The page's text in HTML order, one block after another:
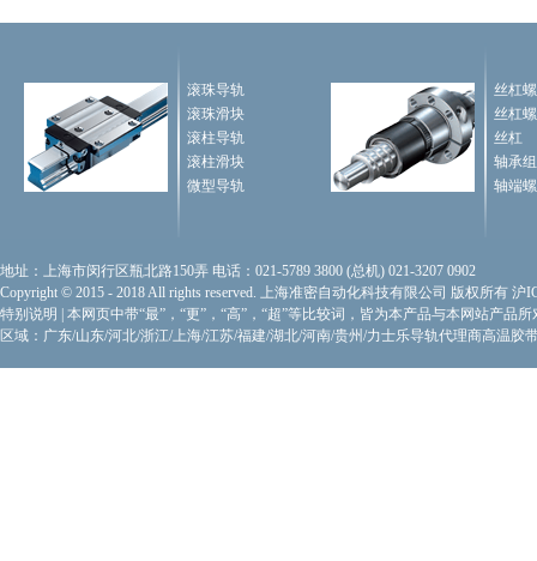
滚珠导轨
滚珠滑块
滚柱导轨
滚柱滑块
微型导轨
丝杠
丝杠
丝杠
轴承
轴端
地址：上海市闵行区瓶北路150弄 电话：021-5789 3800 (总机) 021-3207 0902
Copyright © 2015 - 2018 All rights reserved. 上海准密自动化科技有限公司 版权所有 沪
特别说明
本网页中带“最”，“更”，“高”，“超”等比较词，皆为本产品与本网站产品所
区域：广东/山东/河北/浙江/上海/江苏/福建/湖北/河南/贵州/力士乐导轨代理商高温胶